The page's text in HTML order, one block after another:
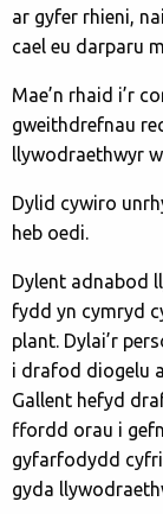
ar gyfer rhieni,
cael eu darparu
Mae’n rhaid i’r
gweithdrefnau
llywodraethwyr
Dylid cywiro
heb oedi.
Dylent adnabod
fydd yn cymryd
plant. Dylai’r
i drafod diogelu
Gallent hefyd
ffordd orau i
gyfarfodydd
gyda